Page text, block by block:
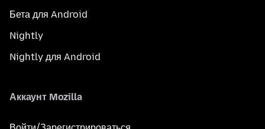
Бета для Android
Nightly
Nightly для Android
Аккаунт Mozilla